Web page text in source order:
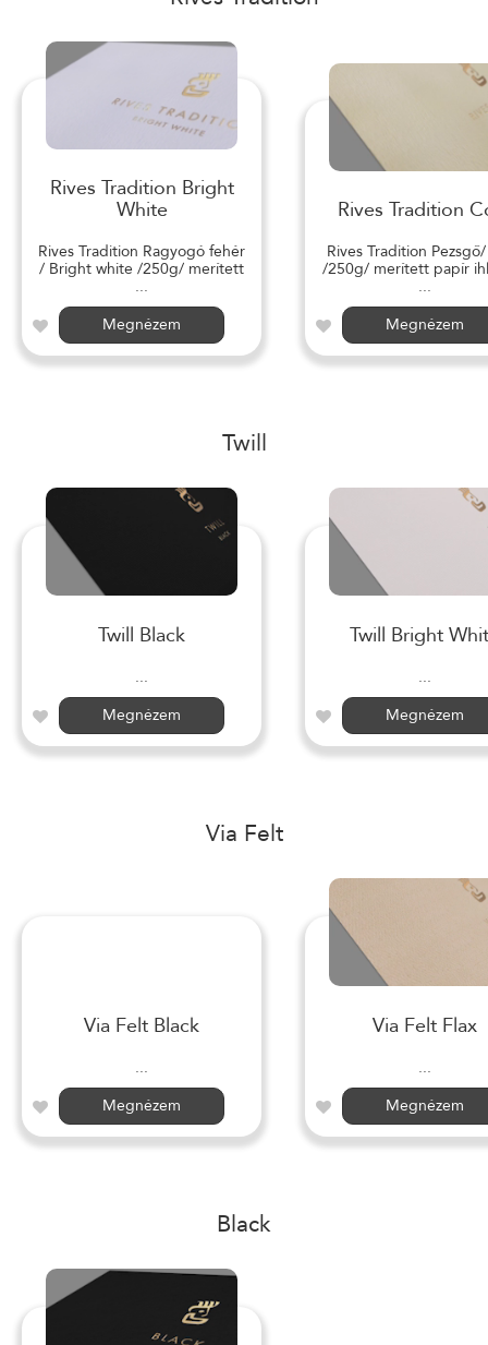
Rives Tradition Bright
White
Rives Tradition Ragyogó fehér
/ Bright white /250g/ merített
...
Megnézem
Rives Tradition
Rives Tradition
/250g/ merített papír
...
Megnézem
Twill
Twill Black
...
Megnézem
Twill Bright
...
Megnézem
Via Felt
Via Felt Black
...
Megnézem
Via Felt Flax
...
Megnézem
Black